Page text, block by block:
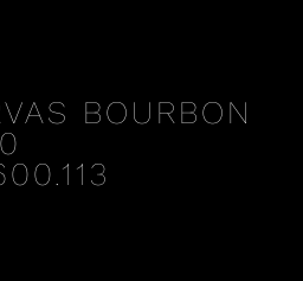
BOURBON